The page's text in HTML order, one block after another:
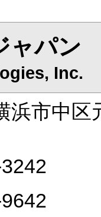
ャパン
Inc.
浜市中